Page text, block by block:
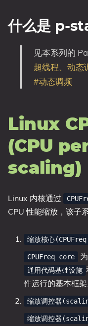
什么是 p-
见本系列的
超线程、动
#动态调频
Linux
(CPU
scaling)
Linux 内核通过
CPU 性能缩放，该子
缩放核心
CPUFreq core
通用代码基础设施
件运行的基本框架
缩放调控器
缩放调控器